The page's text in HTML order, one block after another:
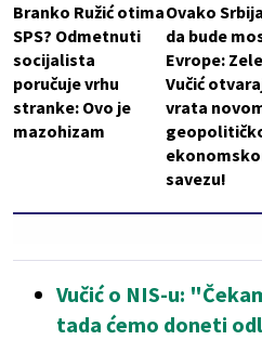
Branko Ružić otima
SPS? Odmetnuti
socijalista
poručuje vrhu
stranke: Ovo je
mazohizam
Ovako
da bude
Evrope:
Vučić
vrata
savezu!
Vučić o NIS-u:
tada ćemo doneti